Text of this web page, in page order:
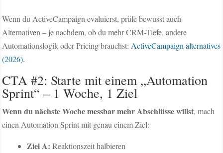
Wenn du ActiveCampaign evaluierst, prüfe bewusst auch
Alternativen – je nachdem, ob du mehr CRM-Tiefe, andere
Automationslogik oder Pricing brauchst: ActiveCampaign alternatives
(2026).
CTA #2: Starte mit einem „Automation
Sprint“ – 1 Woche, 1 Ziel
Wenn du nächste Woche messbar mehr Abschlüsse willst, mach
einen Automation Sprint mit genau einem Ziel:
Ziel A: Reaktionszeit halbieren